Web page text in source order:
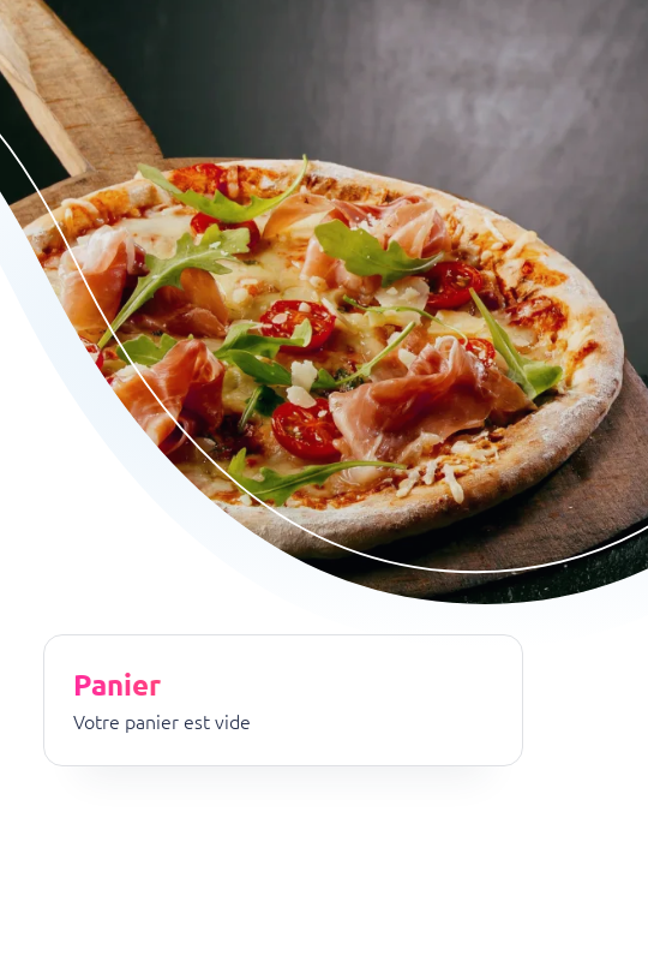
pizza's, grillschotels, pasta's, broodjes, en meer. Geniet van
Panier
Votre panier est vide